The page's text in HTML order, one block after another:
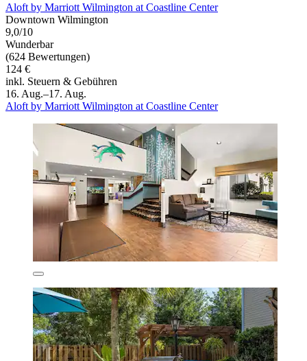
Aloft by Marriott Wilmington at Coastline Center
Downtown Wilmington
9,0/10
Wunderbar
(624 Bewertungen)
124 €
inkl. Steuern & Gebühren
16. Aug.–17. Aug.
Aloft by Marriott Wilmington at Coastline Center